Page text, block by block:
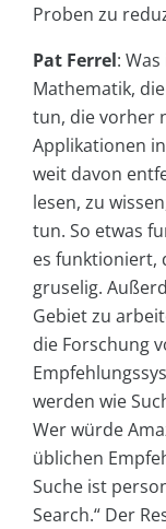
Proben zu
Pat Ferrel:
Mathematik,
tun, die vorher
Applikationen
weit davon
lesen, zu
tun. So etwas
es funktioniert,
gruselig.
Gebiet zu
die Forschung
werden wie
Wer würde
üblichen
Suche ist
Search.“ Der